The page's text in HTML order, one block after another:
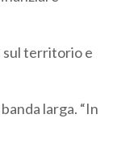
sul territorio e
larga. “In